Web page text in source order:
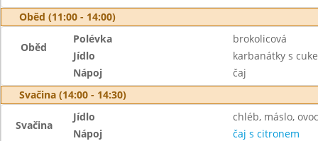
Oběd (11:00 - 14:00)
Oběd
Polévka
brokolicová
Jídlo
karbanátky s
Nápoj
čaj
Svačina (14:00 - 14:30)
Svačina
Jídlo
chléb, máslo,
Nápoj
čaj s citronem